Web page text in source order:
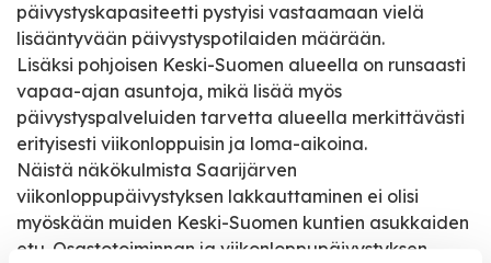
päivystyskapasiteetti pystyisi vastaamaan vielä
lisääntyvään päivystyspotilaiden määrään.
Lisäksi pohjoisen Keski-Suomen alueella on runsaasti
vapaa-ajan asuntoja, mikä lisää myös
päivystyspalveluiden tarvetta alueella merkittävästi
erityisesti viikonloppuisin ja loma-aikoina.
Näistä näkökulmista Saarijärven
viikonloppupäivystyksen lakkauttaminen ei olisi
myöskään muiden Keski-Suomen kuntien asukkaiden
etu. Osastotoiminnan ja viikonloppupäivystyksen